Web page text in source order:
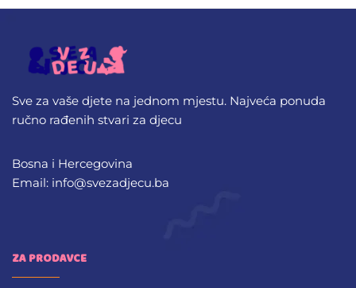
Sve za vaše djete na jednom mjestu. Najveća ponuda
ručno rađenih stvari za djecu
Bosna i Hercegovina
Email: info@svezadjecu.ba
ZA PRODAVCE